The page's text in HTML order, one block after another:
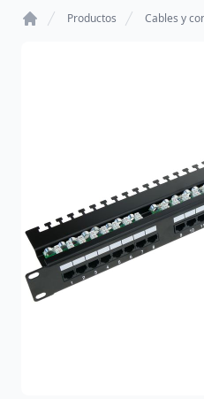
Productos Cables y